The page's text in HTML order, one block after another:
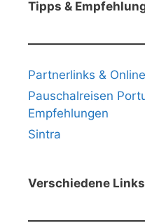
Tipps &
Partnerlinks &
Pauschalreisen
Empfehlungen
Sintra
Verschiedene Links